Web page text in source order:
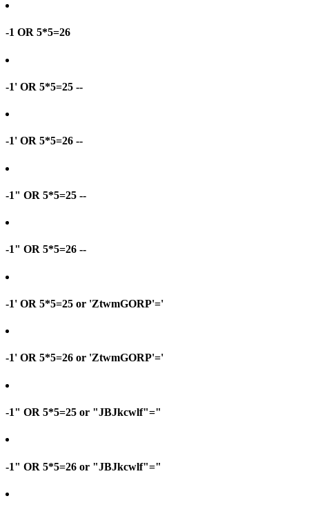
-1 OR 5*5=26
-1' OR 5*5=25 --
-1' OR 5*5=26 --
-1" OR 5*5=25 --
-1" OR 5*5=26 --
-1' OR 5*5=25 or 'ZtwmGORP'='
-1' OR 5*5=26 or 'ZtwmGORP'='
-1" OR 5*5=25 or "JBJkcwlf"="
-1" OR 5*5=26 or "JBJkcwlf"="